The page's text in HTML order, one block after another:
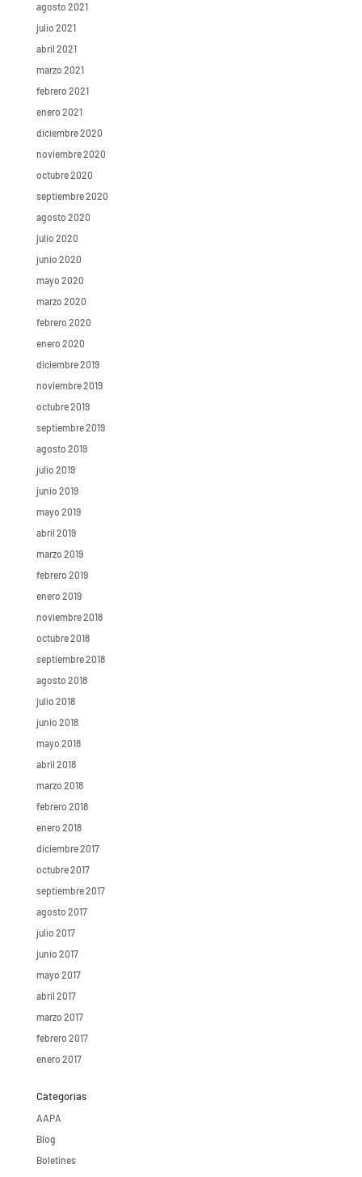
agosto 2021
julio 2021
abril 2021
marzo 2021
febrero 2021
enero 2021
diciembre 2020
noviembre 2020
octubre 2020
septiembre 2020
agosto 2020
julio 2020
junio 2020
mayo 2020
marzo 2020
febrero 2020
enero 2020
diciembre 2019
noviembre 2019
octubre 2019
septiembre 2019
agosto 2019
julio 2019
junio 2019
mayo 2019
abril 2019
marzo 2019
febrero 2019
enero 2019
noviembre 2018
octubre 2018
septiembre 2018
agosto 2018
julio 2018
junio 2018
mayo 2018
abril 2018
marzo 2018
febrero 2018
enero 2018
diciembre 2017
octubre 2017
septiembre 2017
agosto 2017
julio 2017
junio 2017
mayo 2017
abril 2017
marzo 2017
febrero 2017
enero 2017
Categorías
AAPA
Blog
Boletines